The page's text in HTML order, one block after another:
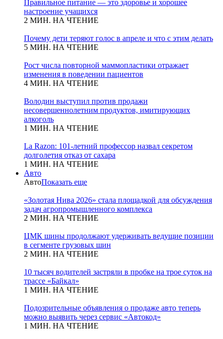
Правильное питание — это здоровье и хорошее
настроение учащихся
2 МИН. НА ЧТЕНИЕ
Почему дети теряют голос в апреле и что с этим делать
5 МИН. НА ЧТЕНИЕ
Рост числа повторной маммопластики отражает
изменения в поведении пациентов
4 МИН. НА ЧТЕНИЕ
Володин выступил против продажи
несовершеннолетним продуктов, имитирующих
алкоголь
1 МИН. НА ЧТЕНИЕ
La Razon: 101-летний профессор назвал секретом
долголетия отказ от сахара
1 МИН. НА ЧТЕНИЕ
Авто
АвтоПоказать еще
«Золотая Нива 2026» стала площадкой для обсуждения
задач агропромышленного комплекса
2 МИН. НА ЧТЕНИЕ
ЦМК шины продолжают удерживать ведущие позиции
в сегменте грузовых шин
2 МИН. НА ЧТЕНИЕ
10 тысяч водителей застряли в пробке на трое суток на
трассе «Байкал»
1 МИН. НА ЧТЕНИЕ
Подозрительные объявления о продаже авто теперь
можно выявить через сервис «Автокод»
1 МИН. НА ЧТЕНИЕ